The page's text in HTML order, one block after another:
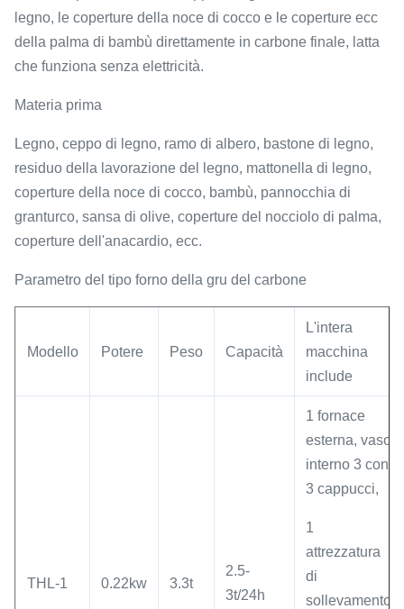
legno, le coperture della noce di cocco e le coperture ecc
della palma di bambù direttamente in carbone finale, latta
che funziona senza elettricità.
Materia prima
Legno, ceppo di legno, ramo di albero, bastone di legno,
residuo della lavorazione del legno, mattonella di legno,
coperture della noce di cocco, bambù, pannocchia di
granturco, sansa di olive, coperture del nocciolo di palma,
coperture dell'anacardio, ecc.
Parametro del tipo forno della gru del carbone
Modello Potere Peso Capacità
L'intera
macchina
include
THL-1 0.22kw 3.3t
2.5-
3t/24h
1 fornace
esterna, vaso
interno 3 con
3 cappucci,
1
attrezzatura
di
sollevamento